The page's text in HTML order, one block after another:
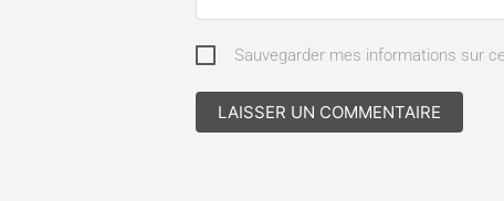
Sauvegarder mes informations sur